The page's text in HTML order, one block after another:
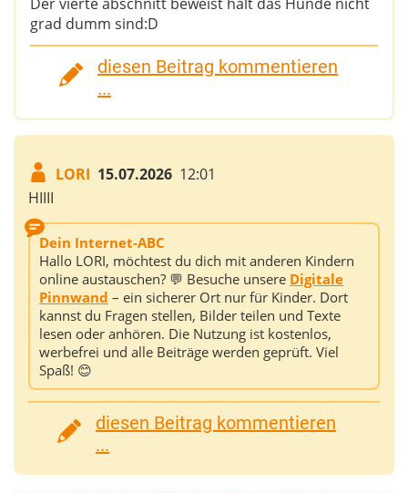
grad dumm sind:D
diesen Beitrag kommentieren
...
LORI 15.07.2026 12:01
HIIII
Dein Internet-ABC
Hallo LORI, möchtest du dich mit anderen Kindern
online austauschen? 💬 Besuche unsere Digitale
Pinnwand – ein sicherer Ort nur für Kinder. Dort
kannst du Fragen stellen, Bilder teilen und Texte
lesen oder anhören. Die Nutzung ist kostenlos,
werbefrei und alle Beiträge werden geprüft. Viel
Spaß! 😊
diesen Beitrag kommentieren
...